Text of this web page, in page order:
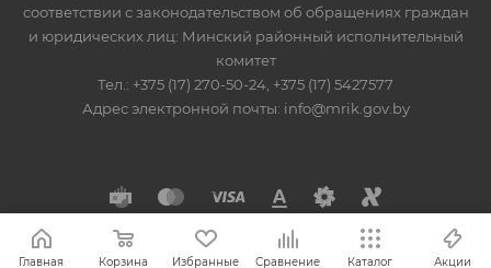
соответствии с законодательством об обращениях граждан
и юридических лиц: Минский районный исполнительный
комитет
Тел.: +375 (17) 270-50-24, +375 (17) 5427577
Адрес электронной почты: info@mrik.gov.by
Главная Корзина Избранные Сравнение Каталог Акции